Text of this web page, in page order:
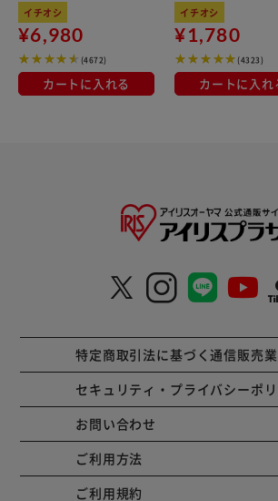
kg×3袋
イチオシ
¥6,980
(4672)
カートに入れる
100％使用
イチオシ
¥1,780
(4323)
カートに入れ
特定商取引法に基づく通信販売
セキュリティ・プライバシーポ
お問い合わせ
ご利用方法
ご利用規約